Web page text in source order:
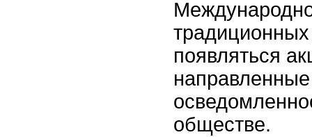
традиционных
появляться
обществе.